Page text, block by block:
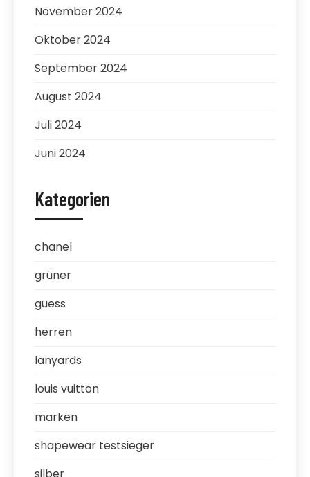
November 2024
Oktober 2024
September 2024
August 2024
Juli 2024
Juni 2024
Kategorien
chanel
grüner
guess
herren
lanyards
louis vuitton
marken
shapewear testsieger